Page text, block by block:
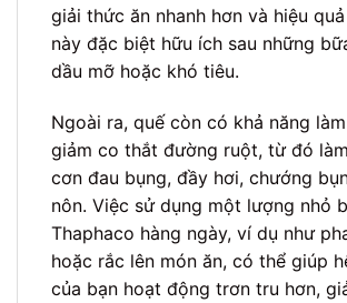
giải thức ăn nhanh hơn và hiệu
này đặc biệt hữu ích sau những
dầu mỡ hoặc khó tiêu.
Ngoài ra, quế còn có khả năng
giảm co thắt đường ruột, từ đó
cơn đau bụng, đầy hơi, chướng
nôn. Việc sử dụng một lượng nhỏ
Thaphaco hàng ngày, ví dụ như
hoặc rắc lên món ăn, có thể giúp
của bạn hoạt động trơn tru hơn,